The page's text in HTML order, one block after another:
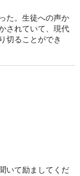
た。生徒への声か
されていて、現代
切ることができ
いて励ましてくだ